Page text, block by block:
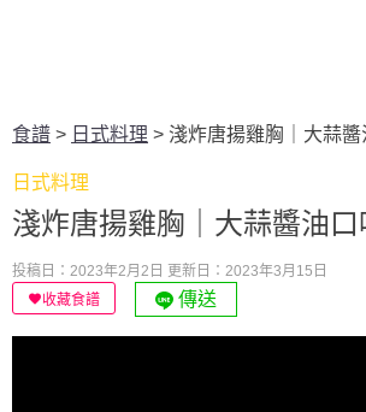
食譜 > 日式料理 > 淺炸唐揚雞胸｜大蒜醬
日式料理
淺炸唐揚雞胸｜大蒜醬油口
投稿日：2023年2月2日 更新日：2023年3月15日
收藏食譜
傳送